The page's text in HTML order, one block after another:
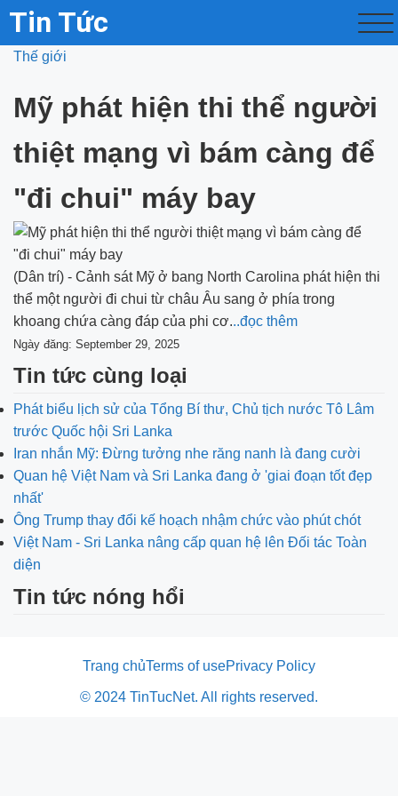
Tin Tức
Thế giới
Mỹ phát hiện thi thể người
thiệt mạng vì bám càng để
"đi chui" máy bay
(Dân trí) - Cảnh sát Mỹ ở bang North Carolina phát hiện thi
thể một người đi chui từ châu Âu sang ở phía trong
khoang chứa càng đáp của phi cơ...đọc thêm
Ngày đăng: September 29, 2025
Tin tức cùng loại
Phát biểu lịch sử của Tổng Bí thư, Chủ tịch nước Tô Lâm
trước Quốc hội Sri Lanka
Iran nhắn Mỹ: Đừng tưởng nhe răng nanh là đang cười
Quan hệ Việt Nam và Sri Lanka đang ở 'giai đoạn tốt đẹp
nhất'
Ông Trump thay đổi kế hoạch nhậm chức vào phút chót
Việt Nam - Sri Lanka nâng cấp quan hệ lên Đối tác Toàn
diện
Tin tức nóng hổi
Trang chủTerms of usePrivacy Policy
© 2024 TinTucNet. All rights reserved.